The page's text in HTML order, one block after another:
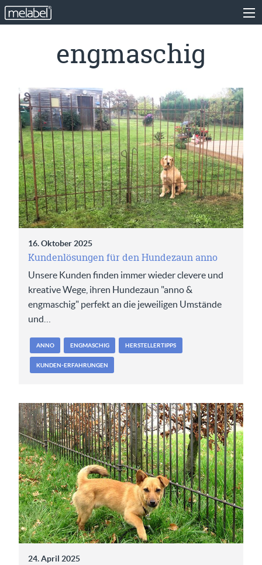
engmaschig
16. Oktober 2025
Kundenlösungen für den Hundezaun anno
Unsere Kunden finden immer wieder clevere und
kreative Wege, ihren Hundezaun "anno &
engmaschig" perfekt an die jeweiligen Umstände
und…
ANNO ENGMASCHIG HERSTELLERTIPPS
KUNDEN-ERFAHRUNGEN
24. April 2025